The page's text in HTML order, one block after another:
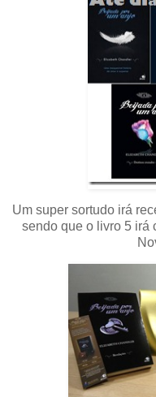
Um super sortudo irá
sendo que o livro 5 irá